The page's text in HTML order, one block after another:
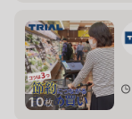
10枚